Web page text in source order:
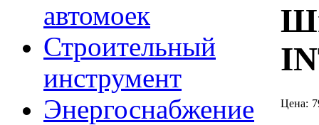
автомоек
Строительный
инструмент
Энергоснабжение
Цена: